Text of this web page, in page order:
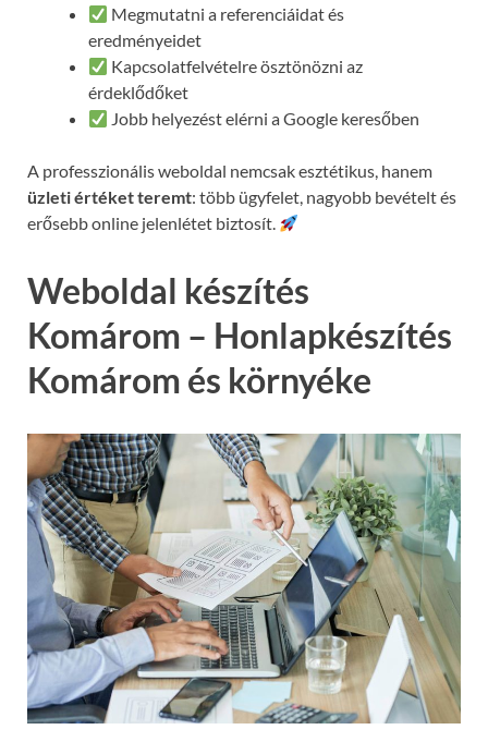
Megmutatni a referenciáidat és
eredményeidet
Kapcsolatfelvételre ösztönözni az
érdeklődőket
Jobb helyezést elérni a Google keresőben
A professzionális weboldal nemcsak esztétikus, hanem
üzleti értéket teremt: több ügyfelet, nagyobb bevételt és
erősebb online jelenlétet biztosít.
Weboldal készítés
Komárom – Honlapkészítés
Komárom és környéke